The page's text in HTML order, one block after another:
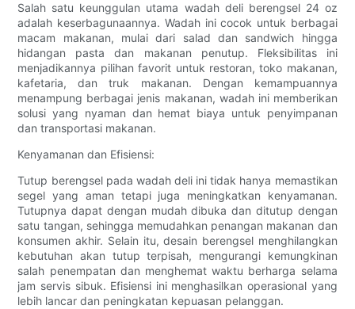
Salah satu keunggulan utama wadah deli berengsel 24 oz
adalah keserbagunaannya. Wadah ini cocok untuk berbagai
macam makanan, mulai dari salad dan sandwich hingga
hidangan pasta dan makanan penutup. Fleksibilitas ini
menjadikannya pilihan favorit untuk restoran, toko makanan,
kafetaria, dan truk makanan. Dengan kemampuannya
menampung berbagai jenis makanan, wadah ini memberikan
solusi yang nyaman dan hemat biaya untuk penyimpanan
dan transportasi makanan.
Kenyamanan dan Efisiensi:
Tutup berengsel pada wadah deli ini tidak hanya memastikan
segel yang aman tetapi juga meningkatkan kenyamanan.
Tutupnya dapat dengan mudah dibuka dan ditutup dengan
satu tangan, sehingga memudahkan penangan makanan dan
konsumen akhir. Selain itu, desain berengsel menghilangkan
kebutuhan akan tutup terpisah, mengurangi kemungkinan
salah penempatan dan menghemat waktu berharga selama
jam servis sibuk. Efisiensi ini menghasilkan operasional yang
lebih lancar dan peningkatan kepuasan pelanggan.